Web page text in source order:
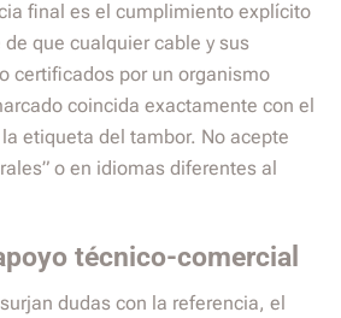
final es el cumplimiento explícito
de que cualquier cable y sus
certificados por un organismo
coincida exactamente con el
etiqueta del tambor. No acepte
o en idiomas diferentes al
técnico-comercial
dudas con la referencia, el